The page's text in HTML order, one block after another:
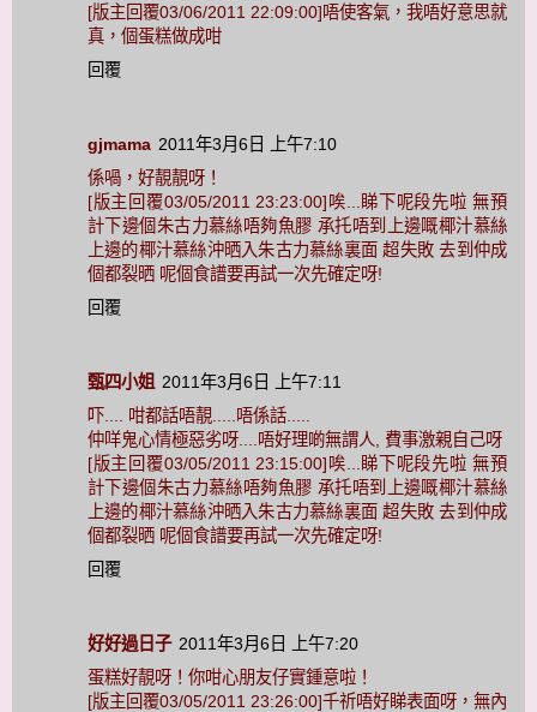
[版主回覆03/06/2011 22:09:00]唔使客氣，我唔好意思就
真，個蛋糕做成咁
回覆
gjmama 2011年3月6日 上午7:10
係喎，好靚靚呀！
[版主回覆03/05/2011 23:23:00]唉...睇下呢段先啦 無預
計下邊個朱古力慕絲唔夠魚膠 承托唔到上邊嘅椰汁慕絲
上邊的椰汁慕絲沖晒入朱古力慕絲裏面 超失敗 去到仲成
個都裂晒 呢個食譜要再試一次先確定呀!
回覆
甄四小姐 2011年3月6日 上午7:11
吓.... 咁都話唔靚.....唔係話.....
仲咩鬼心情極惡劣呀....唔好理啲無謂人, 費事激親自己呀
[版主回覆03/05/2011 23:15:00]唉...睇下呢段先啦 無預
計下邊個朱古力慕絲唔夠魚膠 承托唔到上邊嘅椰汁慕絲
上邊的椰汁慕絲沖晒入朱古力慕絲裏面 超失敗 去到仲成
個都裂晒 呢個食譜要再試一次先確定呀!
回覆
好好過日子 2011年3月6日 上午7:20
蛋糕好靚呀！你咁心朋友仔實鍾意啦！
[版主回覆03/05/2011 23:26:00]千祈唔好睇表面呀，無內